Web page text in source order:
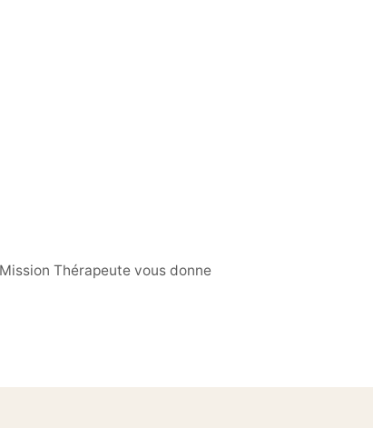
Thérapeute vous donne